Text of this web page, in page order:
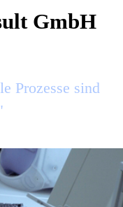
GmbH
Prozesse sind